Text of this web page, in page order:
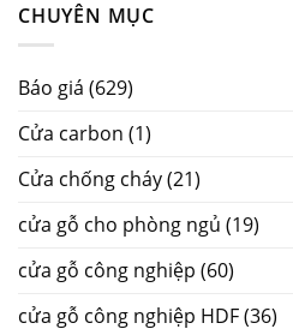
CHUYÊN MỤC
Báo giá (629)
Cửa carbon (1)
Cửa chống cháy(21)
cửa gỗ cho phòng ngủ (19)
cửa gỗ công nghiệp (60)
cửa gỗ công nghiệp HDF(36)